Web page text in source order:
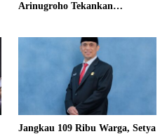
Arinugroho Tekankan
Jangkau 109 Ribu Warga, Setya